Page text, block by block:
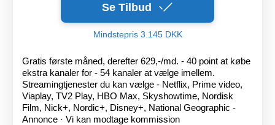
Se Tilbud
Mindstepris 3.145 DKK
Gratis første måned, derefter 629,-/md. - 40 point at købe
ekstra kanaler for - 54 kanaler at vælge imellem.
Streamingtjenester du kan vælge - Netflix, Prime video,
Viaplay, TV2 Play, HBO Max, Skyshowtime, Nordisk
Film, Nick+, Nordic+, Disney+, National Geographic -
Annonce · Vi kan modtage kommission